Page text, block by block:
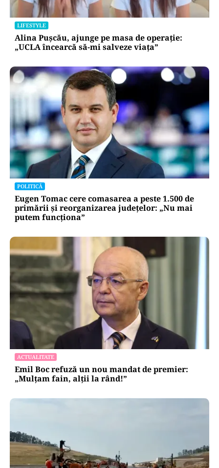
LIFESTYLE
Alina Pușcău, ajunge pe masa de operație:
„UCLA încearcă să-mi salveze viața”
POLITICĂ
Eugen Tomac cere comasarea a peste 1.500 de
primării și reorganizarea județelor: „Nu mai
putem funcționa”
ACTUALITATE
Emil Boc refuză un nou mandat de premier:
„Mulțam fain, alții la rând!”